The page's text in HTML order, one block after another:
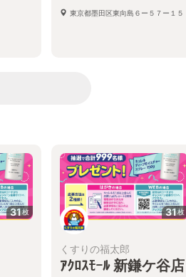
東京都墨田区東向島６ー５７ー１５
31枚 31枚
くすりの福太郎
ｱｸﾛｽﾓｰﾙ 新鎌ケ谷店